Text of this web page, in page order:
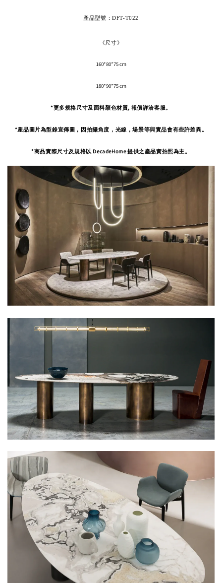
產品型號 ：DFT-T022
《尺寸》
160*80*75 cm
180*90*75 cm
*更多規格尺寸及面料顏色材質, 報價詳洽客服。
*產品圖片為型錄宣傳圖，因拍攝角度， 光線，場景等與實品會有些許差異。
*商品實際尺寸及規格以 DecadeHome 提供之產品實拍照為主。